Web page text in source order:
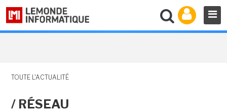
TOUTE L'ACTUALITÉ
/ RÉSEAU